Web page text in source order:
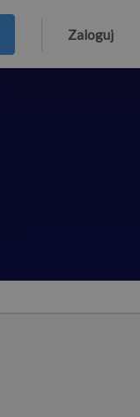
Zaloguj